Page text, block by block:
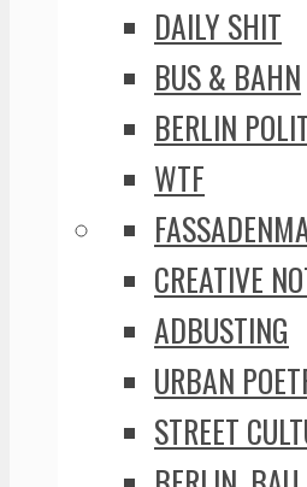
DAILY SHIT
BUS & BAHN
BERLIN
WTF
CREATIVE
ADBUSTING
URBAN
STREET